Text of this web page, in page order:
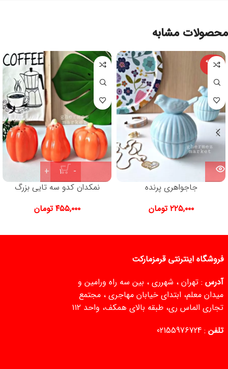
محصولات مشابه
فروخته
شده
جاجواهری پرنده
۲۲۵,۰۰۰ تومان
نمکدان کدو سه تایی بزرگ
۴۵۵,۰۰۰ تومان
فروشگاه اینترنتی قرمزمارکت
آدرس : تهران ، شهرری ، بین سه راه ورامین و
میدان معلم، ابتدای خیابان مهاجری ، مجتمع
تجاری الماس ری، طبقه بالای همکف، واحد ۱۱۲
تلفن :
02155976724